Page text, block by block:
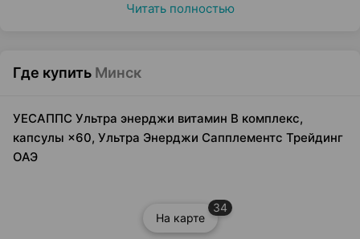
Читать полностью
Где купить Минск
УЕСАППС Ультра энерджи витамин В комплекс,
капсулы ×60, Ультра Энерджи Сапплементс Трейдинг
ОАЭ
На карте
34